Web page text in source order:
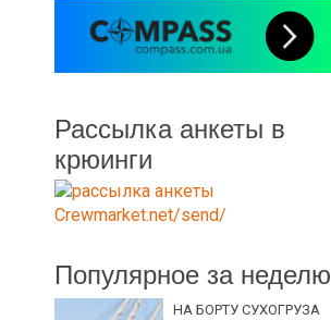
Рассылка анкеты в
крюинги
Популярное за неделю
НА БОРТУ СУХОГРУЗА